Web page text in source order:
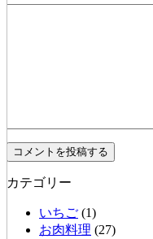
カテゴリー
いちご (1)
お肉料理 (27)